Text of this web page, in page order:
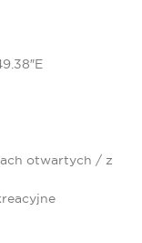
otwartych / z